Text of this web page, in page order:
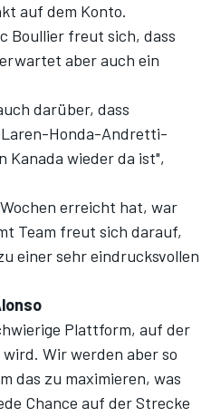
auf dem Konto.
Boullier freut sich, dass
aber auch ein
darüber, dass
Honda-Andretti-
Kanada wieder da ist",
erreicht hat, war
Team freut sich darauf,
einer sehr eindrucksvollen
Plattform, auf der
Wir werden aber so
das zu maximieren, was
Chance auf der Strecke